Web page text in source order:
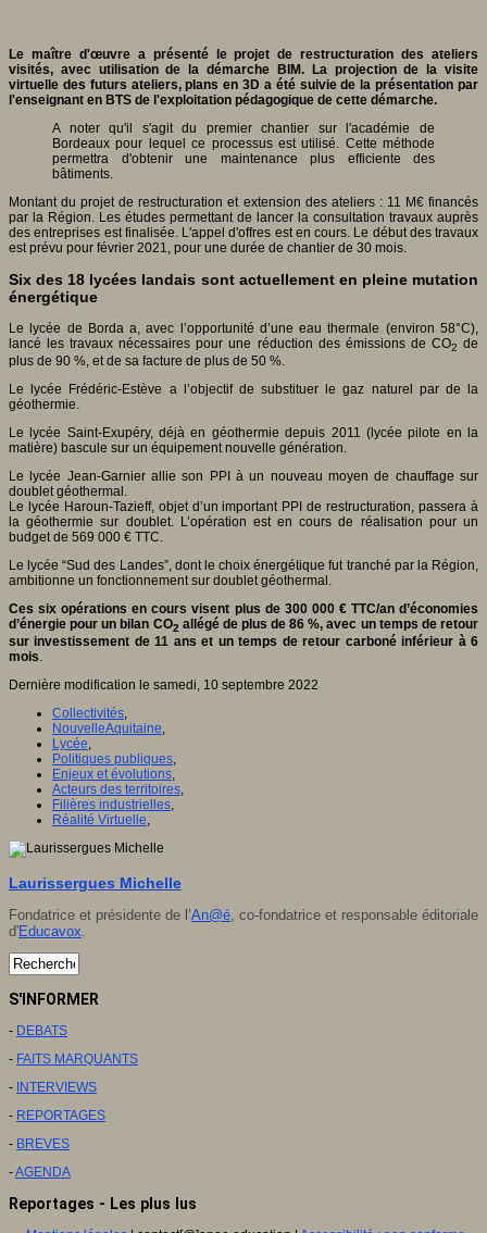
Le maître d'œuvre a présenté le projet de restructuration des ateliers
visités, avec utilisation de la démarche BIM. La projection de la visite
virtuelle des futurs ateliers, plans en 3D a été suivie de la présentation par
l'enseignant en BTS de l'exploitation pédagogique de cette démarche.
A noter qu'il s'agit du premier chantier sur l'académie de
Bordeaux pour lequel ce processus est utilisé. Cette méthode
permettra d'obtenir une maintenance plus efficiente des
bâtiments.
Montant du projet de restructuration et extension des ateliers : 11 M€ financés
par la Région. Les études permettant de lancer la consultation travaux auprès
des entreprises est finalisée. L'appel d'offres est en cours. Le début des travaux
est prévu pour février 2021, pour une durée de chantier de 30 mois.
Six des 18 lycées landais sont actuellement en pleine mutation
énergétique
Le lycée de Borda a, avec l’opportunité d’une eau thermale (environ 58°C),
lancé les travaux nécessaires pour une réduction des émissions de CO2 de
plus de 90 %, et de sa facture de plus de 50 %.
Le lycée Frédéric-Estève a l’objectif de substituer le gaz naturel par de la
géothermie.
Le lycée Saint-Exupéry, déjà en géothermie depuis 2011 (lycée pilote en la
matière) bascule sur un équipement nouvelle génération.
Le lycée Jean-Garnier allie son PPI à un nouveau moyen de chauffage sur
doublet géothermal.
Le lycée Haroun-Tazieff, objet d’un important PPI de restructuration, passera à
la géothermie sur doublet. L’opération est en cours de réalisation pour un
budget de 569 000 € TTC.
Le lycée “Sud des Landes”, dont le choix énergétique fut tranché par la Région,
ambitionne un fonctionnement sur doublet géothermal.
Ces six opérations en cours visent plus de 300 000 € TTC/an d’économies
d’énergie pour un bilan CO2 allégé de plus de 86 %, avec un temps de retour
sur investissement de 11 ans et un temps de retour carboné inférieur à 6
mois.
Dernière modification le samedi, 10 septembre 2022
Collectivités,
NouvelleAquitaine,
Lycée,
Politiques publiques,
Enjeux et évolutions,
Acteurs des territoires,
Filières industrielles,
Réalité Virtuelle,
Laurissergues Michelle
Fondatrice et présidente de l’An@é , co-fondatrice et responsable éditoriale
d'Educavox
S'INFORMER
- DEBATS
- FAITS MARQUANTS
- INTERVIEWS
- REPORTAGES
- BREVES
-AGENDA
Reportages - Les plus lus